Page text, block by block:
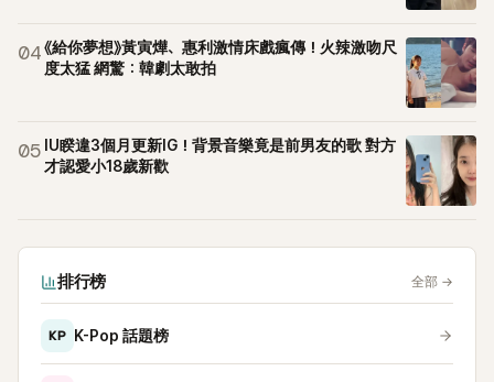
04《給你夢想》黃寅燁、惠利激情床戲瘋傳！火辣激吻尺
度太猛 網驚：韓劇太敢拍
05 IU睽違3個月更新IG！背景音樂竟是前男友的歌 對方
才認愛小18歲新歡
排行榜 全部 →
KP K-Pop 話題榜